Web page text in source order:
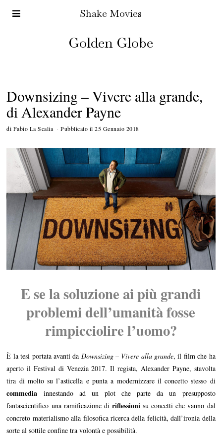
Shake Movies
Golden Globe
Downsizing – Vivere alla grande,
di Alexander Payne
di Fabio La Scalia Pubblicato il 25 Gennaio 2018
r
z
o
2
1
8
E se la soluzione ai piùgrandi
problemi dell’umanità fosse
rimpicciolirel’uomo?
È la tesi portata avanti da Downsizing – Vivere alla grande, il film che ha
aperto il Festival di Venezia 2017. Il regista, Alexander Payne, stavolta
tira di molto su l’asticella e punta a modernizzare il concetto stesso di
commedia innestando ad un plot che parte da un presupposto
fantascientifico una ramificazione di riflessionisu concetti che vanno dal
concreto materialismo alla filosofica ricerca della felicità, dall’ironia della
sorte al sottile confine tra volontà e possibilità.